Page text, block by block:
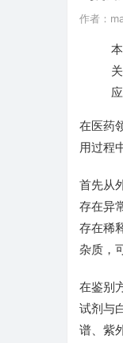
作者：
在医药
用过程
首先从
存在异
存在稀
杂质，
在鉴别
试剂与
谱、紫